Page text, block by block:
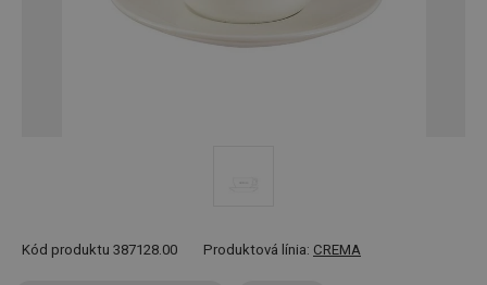
Kód produktu 387128.00 Produktová línia: CREMA